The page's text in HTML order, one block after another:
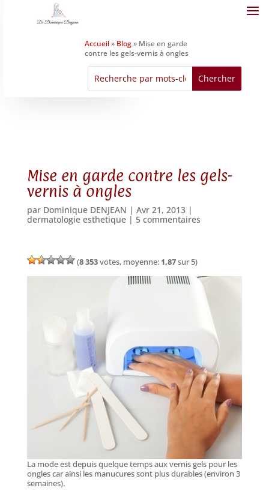
Accueil» Blog» Mise en garde
contre les gels-vernis à ongles
Mise en garde contre les gels-
vernis à ongles
par Dominique DENJEAN | Avr 21, 2013|
dermatologie esthetique| 5 commentaires
(8 353votes, moyenne: 1,87sur 5)
La mode est depuis quelque temps aux vernis gels pour les
ongles car ainsi les manucures sont plus durables (environ 3
semaines).